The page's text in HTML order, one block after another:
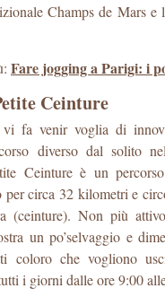
Champs de Mars e
Fare jogging a Parigi: i
Ceinture
fa venir voglia di
diverso dal solito
Ceinture è un
per circa 32 kilometri e
(ceinture). Non più
un po’selvaggio e
coloro che vogliono
i giorni dalle ore 9:00